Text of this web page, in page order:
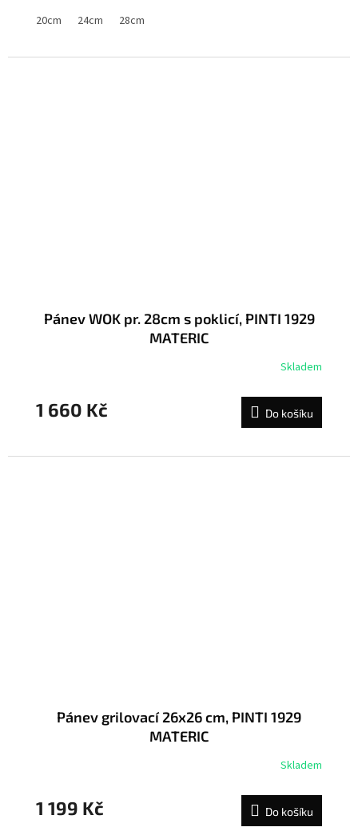
20cm 24cm 28cm
Pánev WOK pr. 28cm s poklicí, PINTI 1929
MATERIC
Skladem
1 660 Kč Do košíku
Pánev grilovací 26x26 cm, PINTI 1929
MATERIC
Skladem
1 199 Kč Do košíku